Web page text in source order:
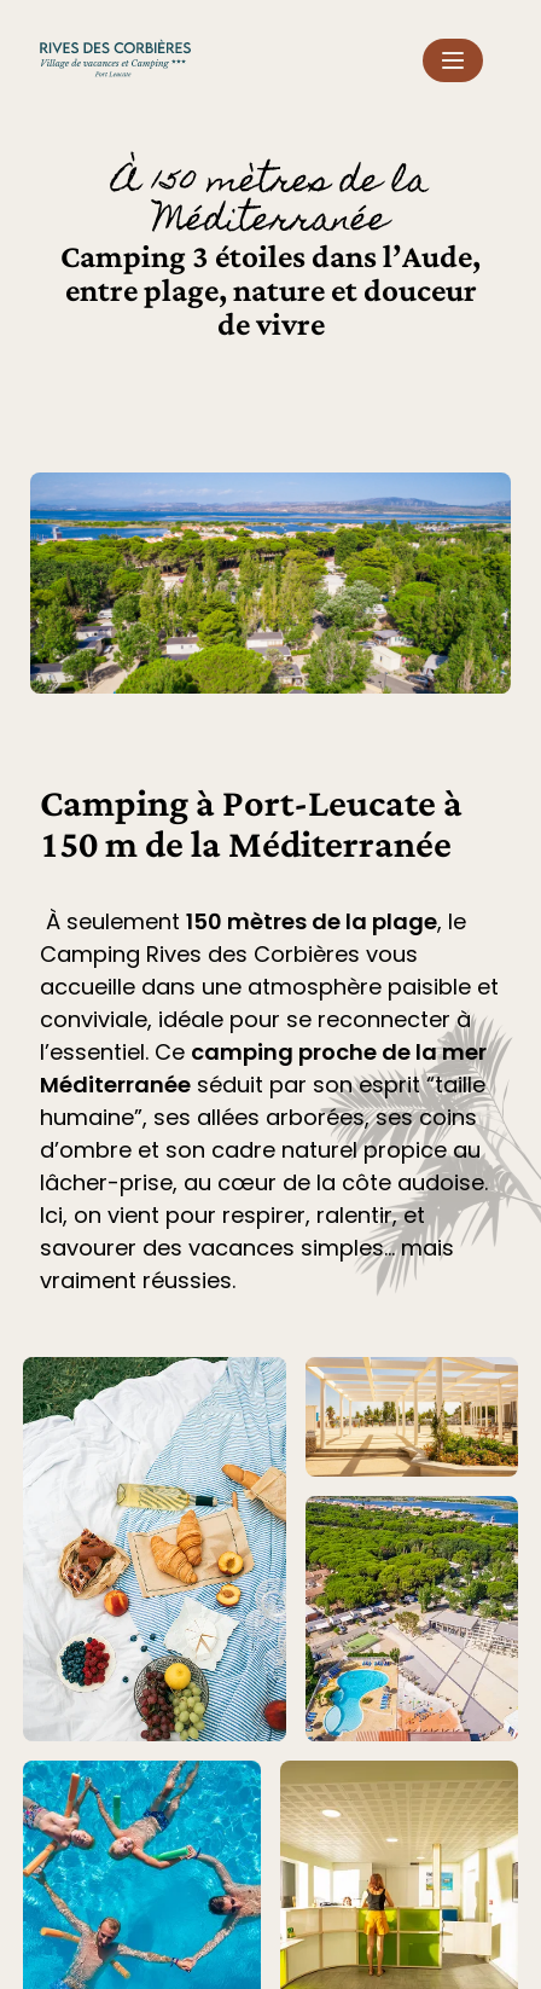
À 150 mètres de la
Méditerranée
Camping 3 étoiles dans l’Aude,
entre plage, nature et douceur
de vivre
Camping à Port-Leucate à
150 m de la Méditerranée
À seulement150 mètres de la plage, le
Camping Rives des Corbières vous
accueille dans une atmosphère paisible et
conviviale, idéale pour se reconnecter à
l’essentiel. Ce camping proche de la mer
Méditerranée séduit par son esprit “taille
humaine”, ses allées arborées, ses coins
d’ombre et son cadre naturel propice au
lâcher-prise, au cœur de la côte audoise.
Ici, on vient pour respirer, ralentir, et
savourer des vacances simples… mais
vraiment réussies.